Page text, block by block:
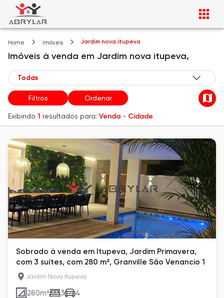
Home Imóveis Jardim nova itupeva
Imóveis à venda em Jardim nova itupeva,
Filtros Ordenar
Exibindo 1 resultados para: Venda - Cidade
Sobrado à venda em Itupeva, Jardim Primavera,
com 3 suítes, com 280 m², Granville São Venancio 1
Jardim Nova Itupeva
280m² 3 4